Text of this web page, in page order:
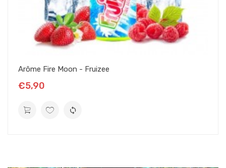
Arôme Fire Moon - Fruizee
€5,90